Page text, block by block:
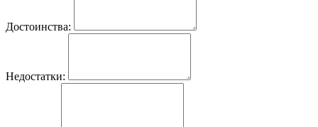
Достоинства:
Недостатки: